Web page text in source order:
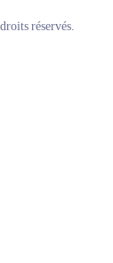
réservés.